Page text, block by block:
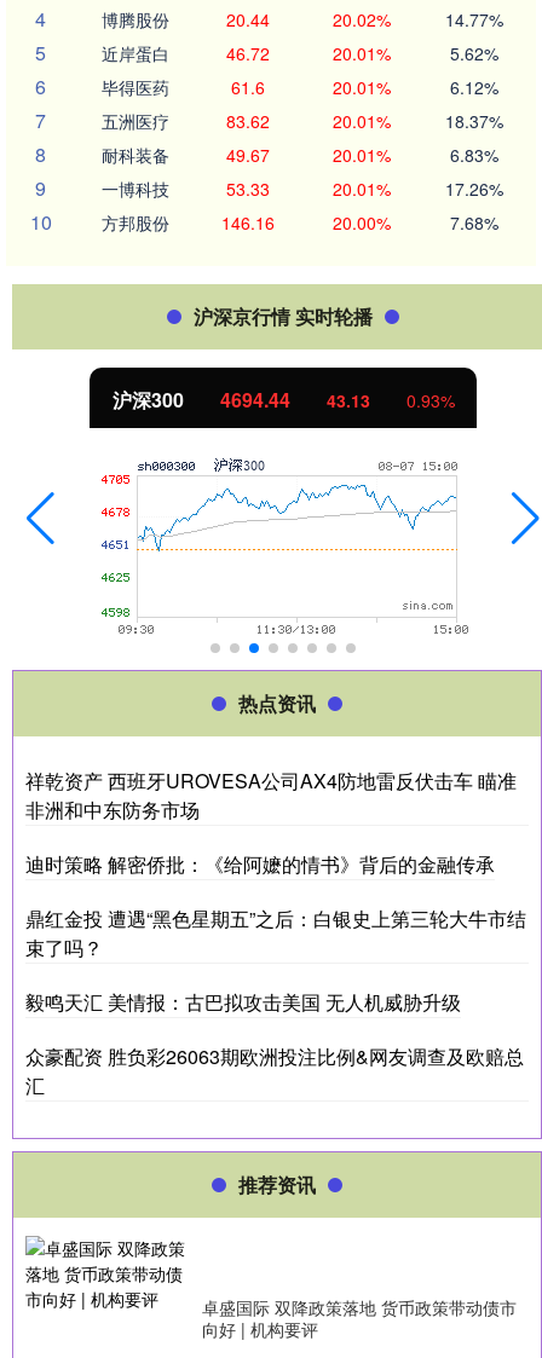
4 博腾股份 20.44 20.02% 14.77%
5 近岸蛋白 46.72 20.01% 5.62%
6 毕得医药 61.6 20.01% 6.12%
7 五洲医疗 83.62 20.01% 18.37%
8 耐科装备 49.67 20.01% 6.83%
9 一博科技 53.33 20.01% 17.26%
10 方邦股份 146.16 20.00% 7.68%
沪深京行情 实时轮播
北证50 1134.24 11.37 1.01%
热点资讯
祥乾资产 西班牙UROVESA公司AX4防地雷反伏击车 瞄准
非洲和中东防务市场
迪时策略 解密侨批：《给阿嬷的情书》背后的金融传承
鼎红金投 遭遇“黑色星期五”之后：白银史上第三轮大牛市结
束了吗？
毅鸣天汇 美情报：古巴拟攻击美国 无人机威胁升级
众豪配资 胜负彩26063期欧洲投注比例&网友调查及欧赔总
汇
推荐资讯
卓盛国际 双降政策落地 货币政策带动债市
向好 | 机构要评